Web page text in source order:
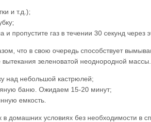
и т.д.);
и пропустите газ в течении 30 секунд через
что в свою очередь способствует
зеленоватой неоднородной массы.
над небольшой кастрюлей;
баню. Ожидаем 15-20 минут;
емкость.
в домашних условиях без необходимости в